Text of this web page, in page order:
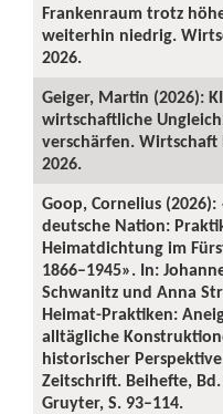
Frankenraum trotz
weiterhin niedrig.
2026.
Geiger, Martin (2026):
wirtschaftliche
verschärfen. Wirtschaft
2026.
Goop, Cornelius
deutsche Nation:
Heimatdichtung im
1866–1945». In:
Schwanitz und Anna
Heimat-Praktiken:
alltägliche
historischer
Zeitschrift. Beihefte,
Gruyter, S. 93–114.